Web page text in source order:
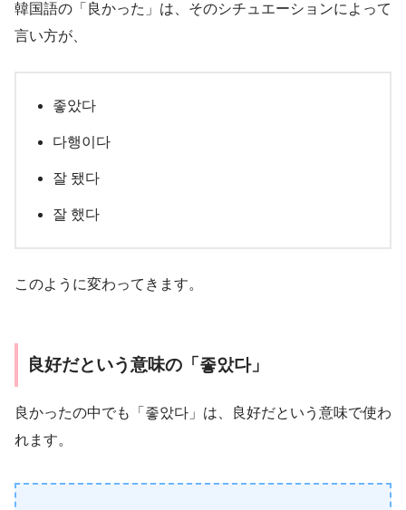
韓国語の「良かった」は、そのシチュエーションによって
言い方が、
좋았다
다행이다
잘 됐다
잘 했다
このように変わってきます。
良好だという意味の「좋았다」
良かったの中でも「좋았다」は、良好だという意味で使わ
れます。